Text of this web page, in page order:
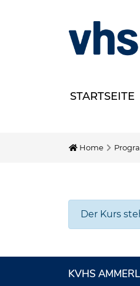
STARTSEITE
Home
Der Kurs
KVHS